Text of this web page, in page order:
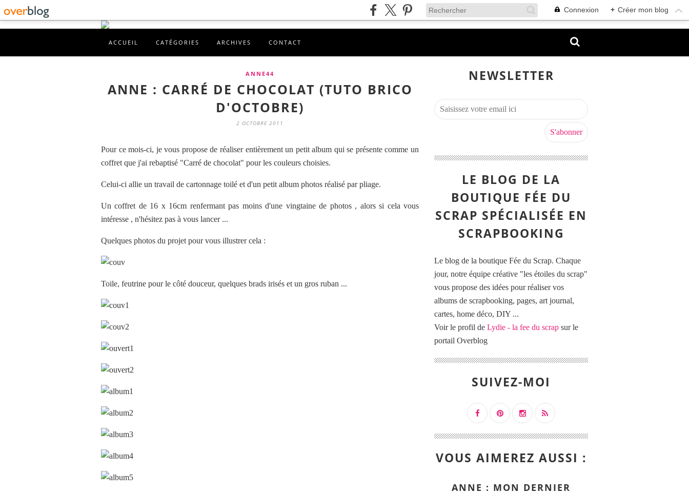
Connexion + Créer mon blog
ACCUEIL CATÉGORIES ARCHIVES CONTACT
ANNE44
ANNE : CARRÉ DE CHOCOLAT (TUTO BRICO
D'OCTOBRE)
2 OCTOBRE 2011
Pour ce mois-ci, je vous propose de réaliser entièrement un petit album qui se présente comme un
coffret que j'ai rebaptisé "Carré de chocolat" pour les couleurs choisies.
Celui-ci allie un travail de cartonnage toilé et d'un petit album photos réalisé par pliage.
Un coffret de 16 x 16cm renfermant pas moins d'une vingtaine de photos , alors si cela vous
intéresse , n'hésitez pas à vous lancer ...
Quelques photos du projet pour vous illustrer cela :
Toile, feutrine pour le côté douceur, quelques brads irisés et un gros ruban ...
NEWSLETTER
LE BLOG DE LA
BOUTIQUE FÉE DU
SCRAP SPÉCIALISÉE EN
SCRAPBOOKING
Le blog de la boutique Fée du Scrap. Chaque
jour, notre équipe créative "les étoiles du scrap"
vous propose des idées pour réaliser vos
albums de scrapbooking, pages, art journal,
cartes, home déco, DIY ...
Voir le profil de Lydie - la fee du scrap sur le
portail Overblog
SUIVEZ-MOI
VOUS AIMEREZ AUSSI :
ANNE : MON DERNIER